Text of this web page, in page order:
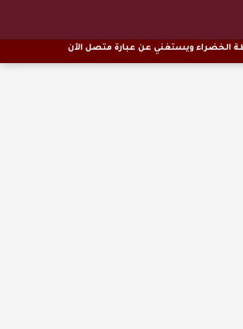
الخضراء ويستغني عن عبارة متصل الآن